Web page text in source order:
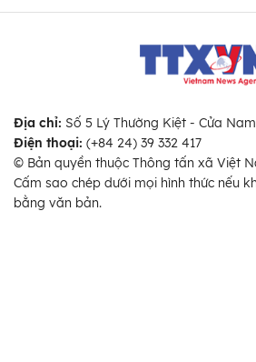
Địa chỉ: Số 5 Lý Thường Kiệt - Cửa
Điện thoại: (+84 24) 39 332 417
© Bản quyền thuộc Thông tấn xã Việt
Cấm sao chép dưới mọi hình thức nếu
bằng văn bản.